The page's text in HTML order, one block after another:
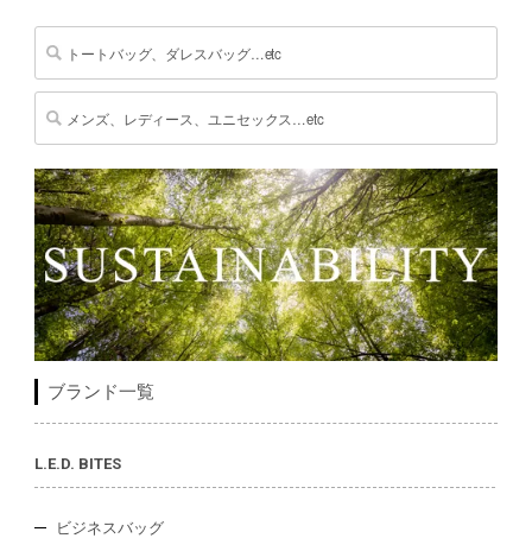
ブランド一覧
L.E.D. BITES
ビジネスバッグ